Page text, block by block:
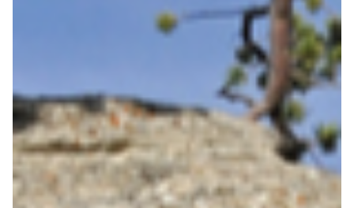
SCHLÜSSELFAKTOREN DER RESILIENZ SIND:
Eine verlässliche Bezugsperson
Förderliches Umfeld:
Akzeptanz und Unterstützung
durch andere.
Selbstwirksamkeit:Die Überzeugung, das eigene
Leben aktiv gestalten zu können.
Persönlichkeitskonstitution:
Emotionale
Belastbarkeit und Kontaktfähigkeit.